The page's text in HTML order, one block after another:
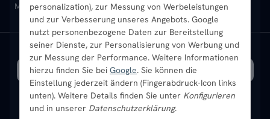
personalization), zur Messung von Werbeleistungen
und zur Verbesserung unseres Angebots. Google
nutzt personenbezogene Daten zur Bereitstellung
seiner Dienste, zur Personalisierung von Werbung und
zur Messung der Performance. Weitere Informationen
hierzu finden Sie bei Google. Sie können die
Einstellung jederzeit ändern (Fingerabdruck-Icon links
unten). Weitere Details finden Sie unter Konfigurieren
und in unserer Datenschutzerklärung.
Sendung verfolgen
Ratgeber
Bestpreisgarantie
Aktuelle Angebote
Mischbetrieb-HeizkörperHeizkörper-ZubehörAktuelle Angebote
SICHERE ZAHLUNG VERSAND MIT